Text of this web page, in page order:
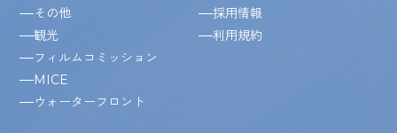
その他
観光
フィルムコミッション
MICE
ウォーターフロント
採用情報
利用規約